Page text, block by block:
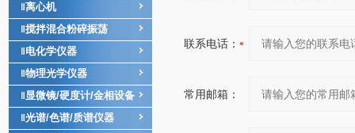
离心机
搅拌混合粉碎振荡
电化学仪器
物理光学仪器
显微镜/硬度计/金相设备
光谱/色谱/质谱仪器
联系电话：
常用邮箱：